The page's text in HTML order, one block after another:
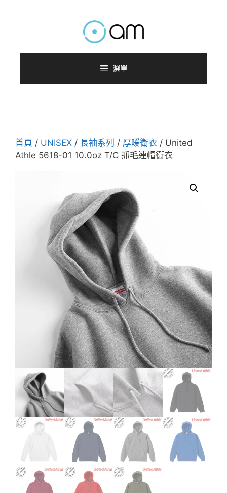
選單
首頁 / UNISEX / 長袖系列 / 厚暖衛衣 / United
Athle 5618-01 10.0oz T/C 抓毛連帽衞衣